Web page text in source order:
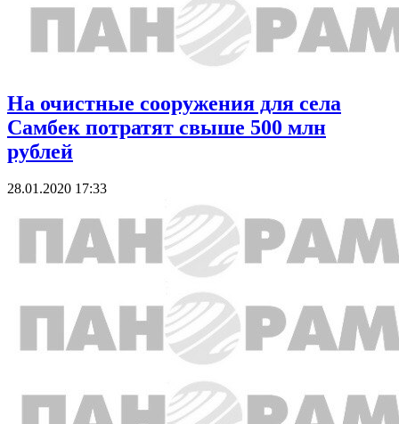
На очистные сооружения для села
Самбек потратят свыше 500 млн
рублей
28.01.2020 17:33